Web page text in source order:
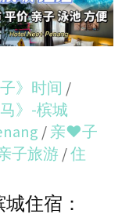
子》时间 /
马》-槟城
/亲♥子
子旅游/住
城住宿：